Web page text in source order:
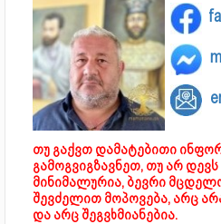
თუ გაქვთ დამატებითი
გამოგვიგზავნეთ, თუ არ
მინიმალურია, ბევრი
შევძელით მოპოვება, არც
და არც შეგვხმიანებია.